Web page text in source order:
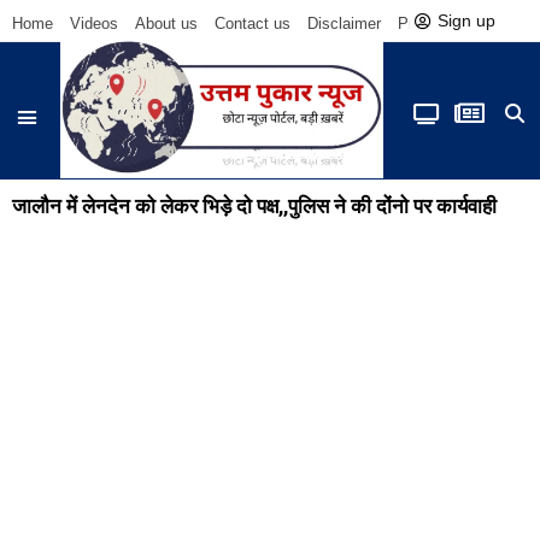
Home Videos About us Contact us Disclaimer Privacy Policy
Sign up
जालौन में लेनदेन को लेकर भिड़े दो पक्ष,,पुलिस ने की दोंनो पर कार्यवाही